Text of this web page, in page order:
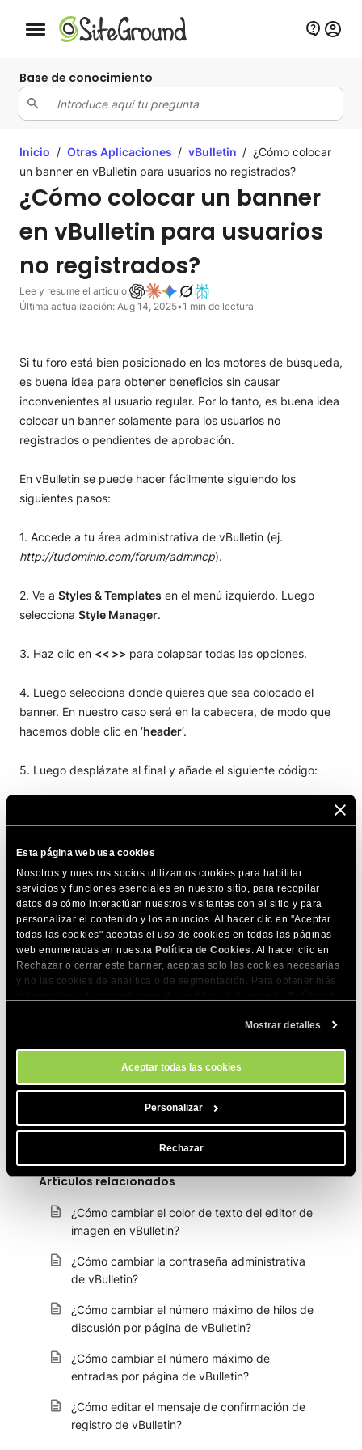
Esta página web usa cookies
Nosotros y nuestros socios utilizamos cookies para habilitar
servicios y funciones esenciales en nuestro sitio, para recopilar
datos de cómo interactúan nuestros visitantes con el sitio y para
personalizar el contenido y los anuncios. Al hacer clic en "Aceptar
todas las cookies" aceptas el uso de cookies en todas las páginas
web enumeradas en nuestra Política de Cookies . Al hacer clic en
Rechazar o cerrar este banner, aceptas solo las cookies necesarias
y no las cookies de analítica o de segmentación. Para obtener más
momento a través de la herramienta Configuración de Cookies de
Mostrar detalles
Aceptar todas las cookies
Personalizar
Rechazar
Botón de navegación móvil
Base de conocimiento
Inicio / Otras Aplicaciones / vBulletin / ¿Cómo colocar
un banner en vBulletin para usuarios no registrados?
¿Cómo colocar un banner
en vBulletin para usuarios
no registrados?
Lee y resume el articulo:
Última actualización: Aug 14, 2025•1 min de lectura
Si tu foro está bien posicionado en los motores de búsqueda,
es buena idea para obtener beneficios sin causar
inconvenientes al usuario regular. Por lo tanto, es buena idea
colocar un banner solamente para los usuarios no
registrados o pendientes de aprobación.
En vBulletin se puede hacer fácilmente siguiendo los
siguientes pasos:
1. Accede a tu área administrativa de vBulletin (ej.
http://tudominio.com/forum/admincp).
2. Ve a Styles & Templates en el menú izquierdo. Luego
selecciona Style Manager.
3. Haz clic en << >> para colapsar todas las opciones.
4. Luego selecciona donde quieres que sea colocado el
banner. En nuestro caso será en la cabecera, de modo que
hacemos doble clic en ‘header‘.
5. Luego desplázate al final y añade el siguiente código:
3))”>
El código de tu banner va aquí en HTML
</if>
El código de arriba significa que si el id del grupo de
usuarios tiene 1 o 3 el siguiente código debería ser
ejecutado. Por defecto, el grupo de usuarios con id 1 y 3
pertenecen a usuarios no registrados o usuarios pendientes
de aprobación.
COMPARTE ESTE ARTÍCULO
Artículos relacionados
¿Cómo cambiar el color de texto del editor de
imagen en vBulletin?
¿Cómo cambiar la contraseña administrativa
de vBulletin?
¿Cómo cambiar el número máximo de hilos de
discusión por página de vBulletin?
¿Cómo cambiar el número máximo de
entradas por página de vBulletin?
¿Cómo editar el mensaje de confirmación de
registro de vBulletin?